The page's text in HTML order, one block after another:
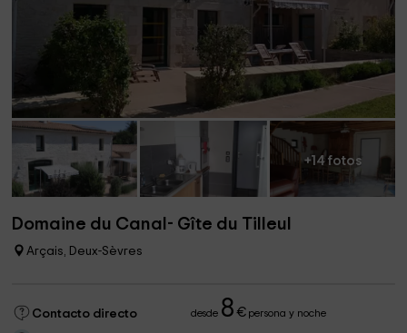
+14 fotos
Domaine du Canal- Gîte du Tilleul
Arçais, Deux-Sèvres
Contacto directo desde 8 €persona y noche